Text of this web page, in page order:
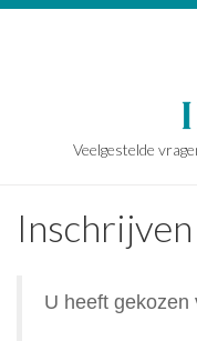
Veelgestelde
U heeft gekozen